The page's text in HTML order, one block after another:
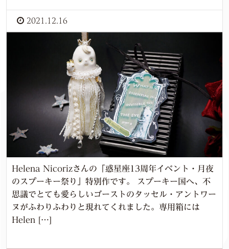
2021.12.16
Helena Nicorizさんの「惑星座13周年イベント・月夜
のスプーキー祭り」特別作です。 スプーキー国へ、不
思議でとても愛らしいゴーストのタッセル・アントワー
ヌがふわりふわりと現れてくれました。専用箱には
Helen […]